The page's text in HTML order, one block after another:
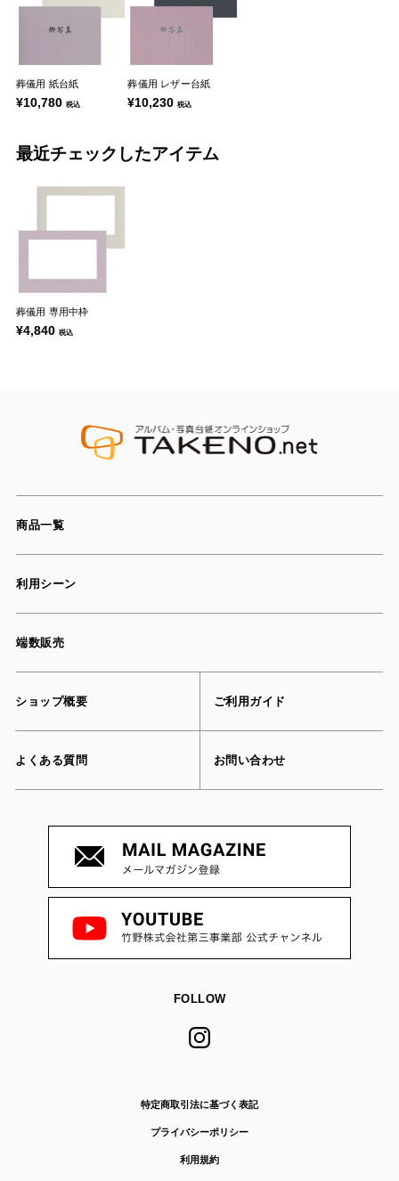
葬儀用 紙台紙
¥10,780 税込
葬儀用 レザー台紙
¥10,230税込
最近チェックしたアイテム
葬儀用 専用中枠
¥4,840 税込
商品一覧
利用シーン
端数販売
ショップ概要 ご利用ガイド
よくある質問 お問い合わせ
FOLLOW
特定商取引法に基づく表記
プライバシーポリシー
利用規約